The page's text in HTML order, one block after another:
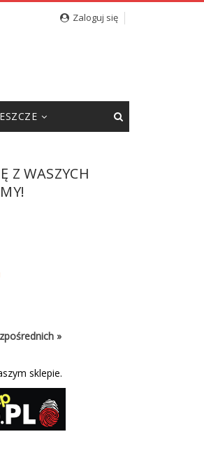
Zaloguj się
Z WASZYCH
»
sklepie.